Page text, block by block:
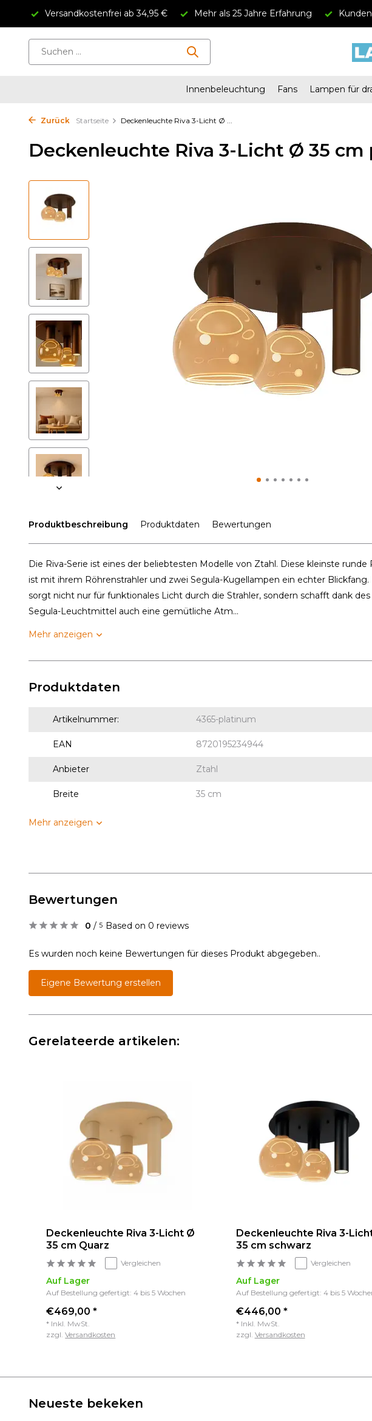
Versandkostenfrei ab 34,95 € Mehr als 25 Jahre Erfahrung
Innenbeleuchtung Fans Lampen für
Zurück Startseite Deckenleuchte Riva 3-Licht Ø ...
Deckenleuchte Riva 3-Licht Ø 35 cm
Produktbeschreibung Produktdaten Bewertungen
Die Riva-Serie ist eines der beliebtesten Modelle von Ztahl. Diese kleinste runde
ist mit ihrem Röhrenstrahler und zwei Segula-Kugellampen ein echter
sorgt nicht nur für funktionales Licht durch die Strahler, sondern schafft dank
Segula-Leuchtmittel auch eine gemütliche Atm...
Mehr anzeigen
Produktdaten
Artikelnummer: 4365-platinum
EAN 8720195234944
Anbieter Ztahl
Breite 35 cm
Mehr anzeigen
Bewertungen
0 / 5 Based on 0 reviews
Es wurden noch keine Bewertungen für dieses Produkt abgegeben..
Eigene Bewertung erstellen
Gerelateerde artikelen:
Deckenleuchte Riva 3-Licht Ø
35 cm Quarz
Vergleichen
Auf Lager
Auf Bestellung gefertigt: 4 bis 5 Wochen
€469,00 *
* Inkl. MwSt.
zzgl.Versandkosten
Deckenleuchte Riva 3-
35 cm schwarz
Vergleichen
Auf Lager
Auf Bestellung gefertigt: 4 bis 5
€446,00 *
* Inkl. MwSt.
zzgl. Versandkosten
Neueste bekeken